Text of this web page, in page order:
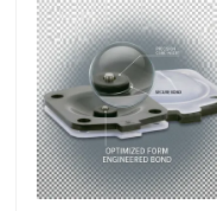
Zu Hause
Produkte
Über uns